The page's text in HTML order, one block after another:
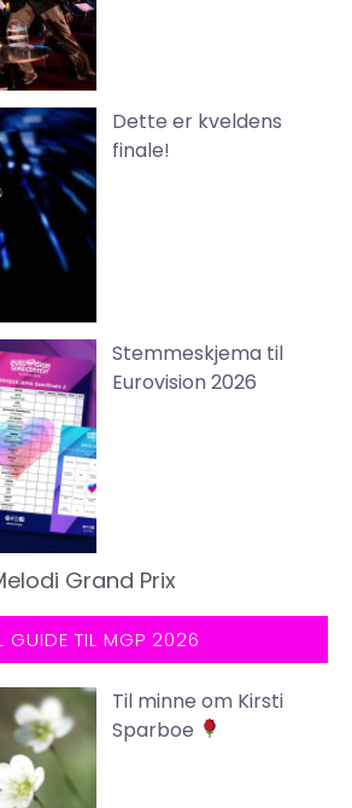
Dette er kveldens
finale!
Stemmeskjema til
Eurovision 2026
Grand Prix
GUIDE TIL MGP 2026
Til minne om Kirsti
Sparboe